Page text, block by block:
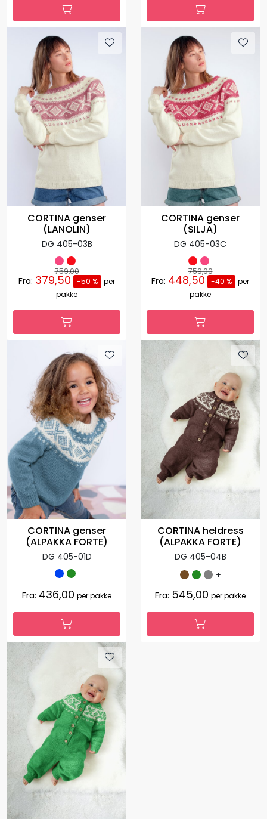
CORTINA genser
(LANOLIN)
DG 405-03B
759,00
Fra: 379,50 -50 % per
pakke
CORTINA genser
(SILJA)
DG 405-03C
759,00
Fra: 448,50 -40 % per
pakke
CORTINA genser
(ALPAKKA FORTE)
DG 405-01D
Fra: 436,00 per pakke
CORTINA heldress
(ALPAKKA FORTE)
DG 405-04B
+
Fra: 545,00 per pakke